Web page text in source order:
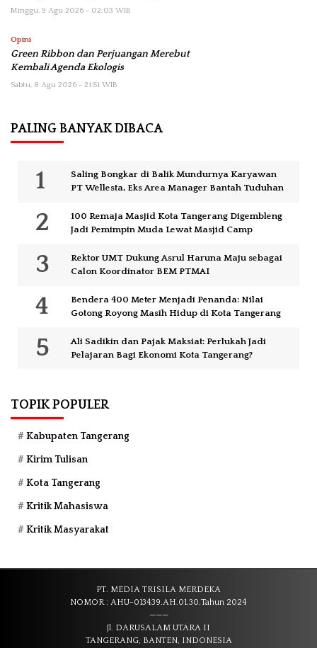
Minggu, 9 Agu 2026 - 02:03 WIB
Opini
Green Ribbon dan Perjuangan Merebut
Kembali Agenda Ekologis
Sabtu, 8 Agu 2026 - 21:51 WIB
PALING BANYAK DIBACA
Saling Bongkar di Balik Mundurnya Karyawan
PT Wellesta, Eks Area Manager Bantah Tuduhan
100 Remaja Masjid Kota Tangerang Digembleng
Jadi Pemimpin Muda Lewat Masjid Camp
Rektor UMT Dukung Asrul Haruna Maju sebagai
Calon Koordinator BEM PTMAI
Bendera 400 Meter Menjadi Penanda: Nilai
Gotong Royong Masih Hidup di Kota Tangerang
Ali Sadikin dan Pajak Maksiat: Perlukah Jadi
Pelajaran Bagi Ekonomi Kota Tangerang?
TOPIK POPULER
Kabupaten Tangerang
Kirim Tulisan
Kota Tangerang
Kritik Mahasiswa
Kritik Masyarakat
PT. MEDIA TRISILA MERDEKA
NOMOR : AHU-013439.AH.01.30.Tahun 2024
———
Jl. DARUSALAM UTARA II
TANGERANG, BANTEN, INDONESIA